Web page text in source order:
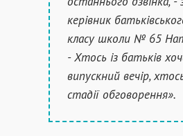
керівник
класу школи № 65
- Хтось із батьків
випускний вечір,
стадії обговорення».